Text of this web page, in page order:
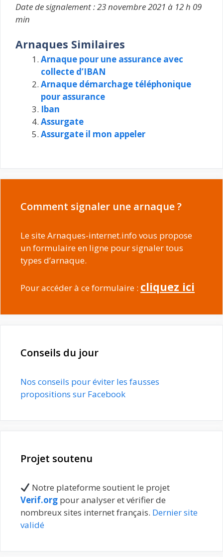
Date de signalement : 23 novembre 2021 à 12 h 09
min
Arnaques Similaires
Arnaque pour une assurance avec
collecte d’IBAN
Arnaque démarchage téléphonique
pour assurance
Iban
Assurgate
Assurgate il mon appeler
Comment signaler une arnaque ?
Le site Arnaques-internet.info vous propose
un formulaire en ligne pour signaler tous
types d’arnaque.
Pour accéder à ce formulaire : cliquez ici
Conseils du jour
Nos conseils pour éviter les fausses
propositions sur Facebook
Projet soutenu
Notre plateforme soutient le projet
Verif.org pour analyser et vérifier de
nombreux sites internet français. Dernier site
validé